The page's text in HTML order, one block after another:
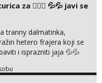
koji me jako
muskarac preuzme
Klikni na link ispod i nadji
te!
za 👉🏻🍑 💦💦 javi se
tranny dalmatinka,
hetero frajera koji se
i isprazniti jaja 💦💦
NE naplaćujen. Zabavljan